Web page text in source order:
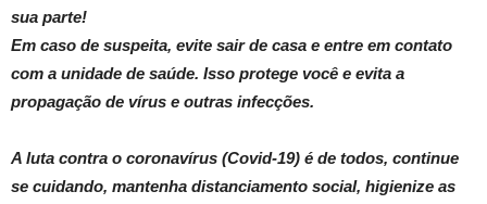
sua parte!
Em caso de suspeita, evite sair de casa e entre em contato
com a unidade de saúde. Isso protege você e evita a
propagação de vírus e outras infecções.
A luta contra o coronavírus (Covid-19) é de todos, continue
se cuidando, mantenha distanciamento social, higienize as